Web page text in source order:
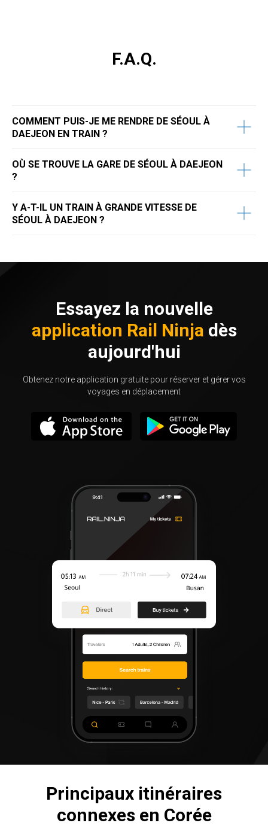
F.A.Q.
COMMENT PUIS-JE ME RENDRE DE SÉOUL À
DAEJEON EN TRAIN ?
OÙ SE TROUVE LA GARE DE SÉOUL À DAEJEON
?
Y A-T-IL UN TRAIN À GRANDE VITESSE DE
SÉOUL À DAEJEON ?
Essayez la nouvelle
application Rail Ninja dès
aujourd'hui
Obtenez notre application gratuite pour réserver et gérer vos
voyages en déplacement
Principaux itinéraires
connexes en Corée